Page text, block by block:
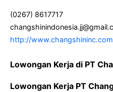
(0267) 8617717
http://
Lowongan Kerja di PT
Lowongan Kerja PT